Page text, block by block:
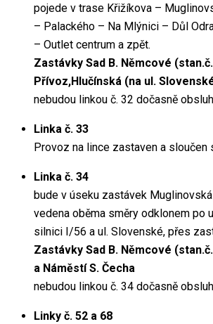
pojede v trase Křižíkova –
– Palackého – Na Mlýnici – Důl
– Outlet centrum a zpět.
Zastávky Sad B. Němcové
Přívoz,Hlučínská (na ul.
nebudou linkou č. 32 dočasně
Linka č. 33
Provoz na lince zastaven a sloučen
Linka č. 34
bude v úseku zastávek
vedena oběma směry odklonem po
silnici I/56 a ul. Slovenské, přes
Zastávky Sad B. Němcové
a Náměstí S. Čecha
nebudou linkou č. 34 dočasně
Linky č. 52 a 68